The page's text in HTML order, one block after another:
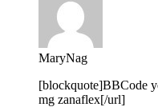
MaryNag
[blockquote]BBCode
mg zanaflex[/url]